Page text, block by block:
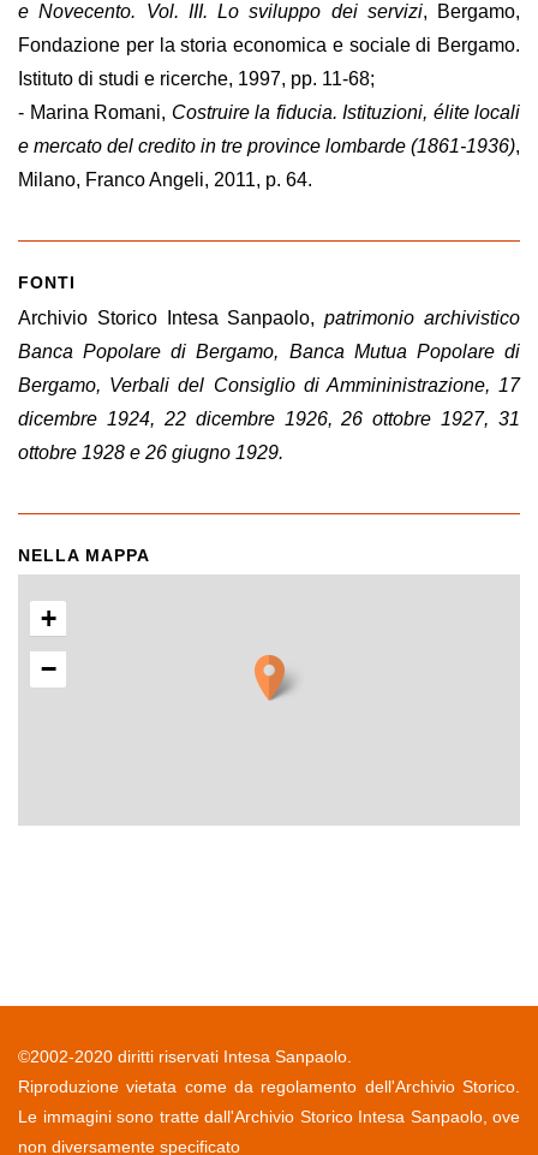
e Novecento. Vol. III. Lo sviluppo dei servizi, Bergamo,
Fondazione per la storia economica e sociale di Bergamo.
Istituto di studi e ricerche, 1997, pp. 11-68;
- Marina Romani, Costruire la fiducia. Istituzioni, élite locali
e mercato del credito in tre province lombarde (1861-1936),
Milano, Franco Angeli, 2011, p. 64.
FONTI
Archivio Storico Intesa Sanpaolo,patrimonio archivistico
Banca Popolare di Bergamo, Banca Mutua Popolare di
Bergamo, Verbali del Consiglio di Ammininistrazione, 17
dicembre 1924, 22 dicembre 1926, 26 ottobre 1927, 31
ottobre 1928 e 26 giugno 1929.
NELLA MAPPA
+
−
©2002-2020 diritti riservati Intesa Sanpaolo.
Riproduzione vietata come da regolamento dell'Archivio Storico.
Le immagini sono tratte dall'Archivio Storico Intesa Sanpaolo, ove
non diversamente specificato